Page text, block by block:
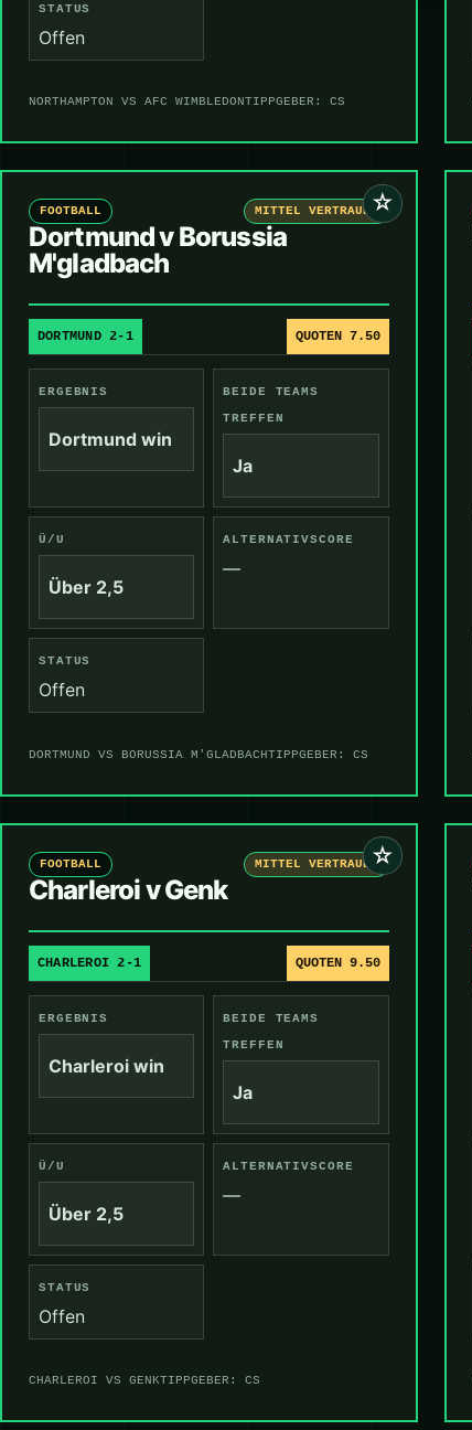
STATUS
Offen
NORTHAMPTON VS AFC WIMBLEDONTIPPGEBER: CS
☆
FOOTBALL MITTEL VERTRAUEN
Dortmund v Borussia
M'gladbach
DORTMUND 2-1 QUOTEN 7.50
ERGEBNIS
Dortmund win
BEIDE TEAMS
TREFFEN
Ja
Ü/U
Über 2,5
ALTERNATIVSCORE
—
STATUS
Offen
DORTMUND VS BORUSSIA M'GLADBACHTIPPGEBER: CS
☆
FOOTBALL MITTEL VERTRAUEN
Charleroi v Genk
CHARLEROI 2-1 QUOTEN 9.50
ERGEBNIS
Charleroi win
BEIDE TEAMS
TREFFEN
Ja
Ü/U
Über 2,5
ALTERNATIVSCORE
—
STATUS
Offen
CHARLEROI VS GENKTIPPGEBER: CS